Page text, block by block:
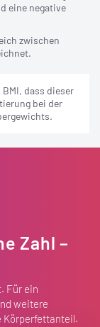
eine negative
zwischen
dass dieser
bei der
Zahl –
Für ein
weitere
Körperfettanteil.